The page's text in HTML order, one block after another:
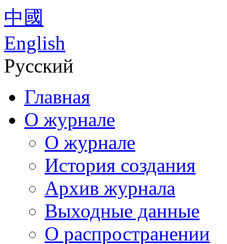
中國
English
Русский
Главная
О журнале
О журнале
История создания
Архив журнала
Выходные данные
О распространении